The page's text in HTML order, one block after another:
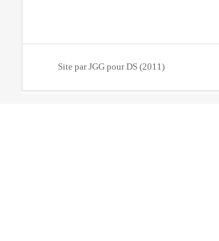
Site par JGG pour DS (2011)